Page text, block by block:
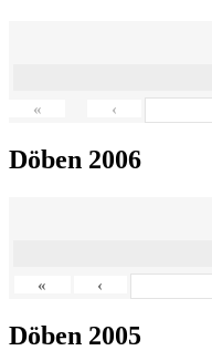
« ‹
Döben 2006
« ‹
Döben 2005